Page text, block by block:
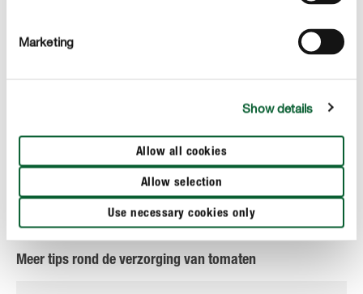
Marketing
Show details
Allow all cookies
Allow selection
Use necessary cookies only
EEN VRAAG? STEL ZE HIER!
Meer tips rond de verzorging van tomaten